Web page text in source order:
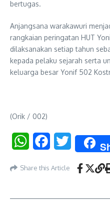
bertugas.
Anjangsana warakawuri
rangkaian peringatan HUT
dilaksanakan setiap tahun
kepada pelaku sejarah serta
keluarga besar Yonif 502
(Orik / 002)
WhatsAppFacebookTwitter
Share this Article